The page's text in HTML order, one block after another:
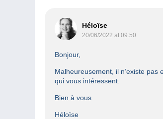
Héloïse
20/06/2022 at 09:50
Bonjour,
Malheureusement, il n’existe
qui vous intéressent.
Bien à vous
Héloïse